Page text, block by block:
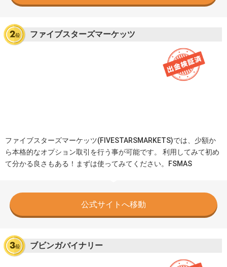
ファイブスターズマーケッツ
ファイブスターズマーケッツ(FIVESTARSMARKETS)では、少額か
ら本格的なオプション取引を行う事が可能です。 利用してみて初め
て分かる良さもある！まずは使ってみてください。FSMAS
公式サイトへ移動
ブビンガバイナリー